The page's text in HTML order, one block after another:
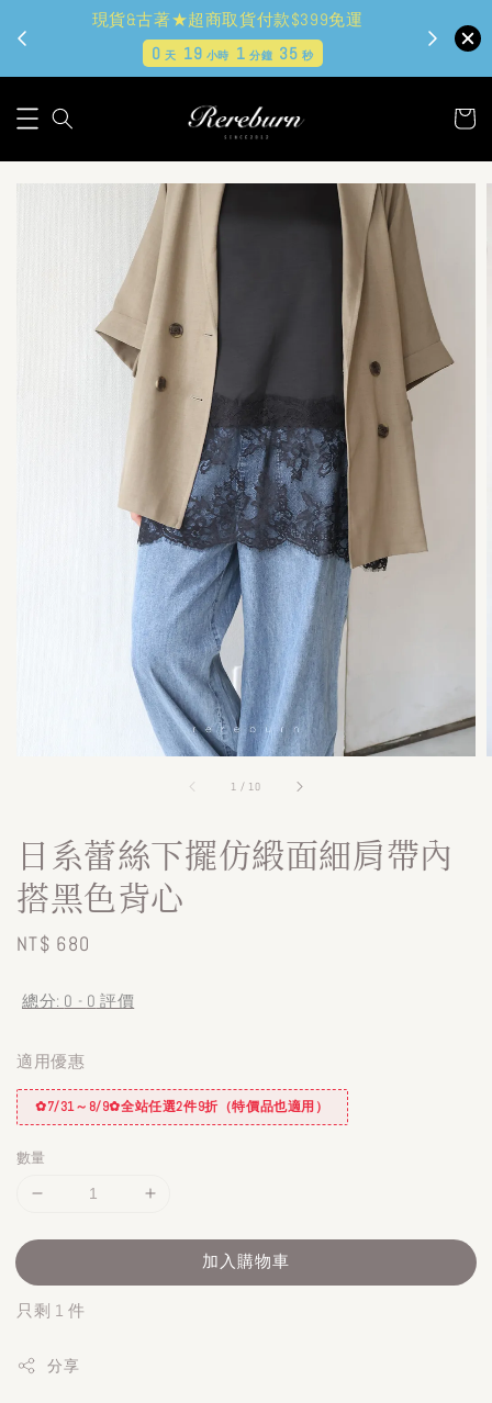
現貨&古著★超商取貨付款$399免運
0天 19 小時 1分鐘 33秒
1 / 10
日系蕾絲下擺仿緞面細肩帶內
搭黑色背心
Regular
NT$ 680
總分: 0 - 0 評價
適用優惠
✿7/31～8/9✿全站任選2件9折（特價品也適用）
數量
加入購物車
只剩 1 件
分享